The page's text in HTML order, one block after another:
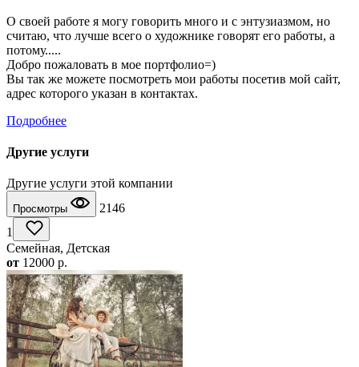
О своей работе я могу говорить много и с энтузиазмом, но
считаю, что лучше всего о художнике говорят его работы, а
потому.....
Добро пожаловать в мое портфолио=)
Вы так же можете посмотреть мои работы посетив мой сайт,
адрес которого указан в контактах.
Подробнее
Другие услуги
Другие услуги этой компании
Просмотры
2146
1
Семейная, Детская
от 12000 p.